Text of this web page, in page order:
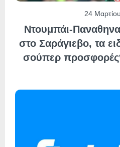
24
Ντουμπάι-
στο Σαράγιεβο, τα
σούπερ